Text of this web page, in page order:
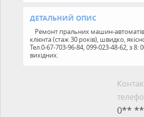
ДЕТАЛЬНИЙ ОПИС
Ремонт пральних машин-
клієнта (стаж 30 років), швидко,
Тел.0-67-703-96-84, 099-023-48-62, з 8:
вихідних.
0**